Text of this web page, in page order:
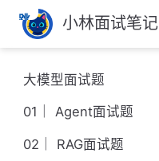
跳
至
主
要
內
小林面试笔记
大模型面试题
01｜ Agent面试题
02｜ RAG面试题